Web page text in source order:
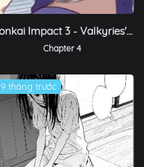
Honkai Impact 3 - Valkyries' Dining Escapades
Chapter 4
9 tháng trước